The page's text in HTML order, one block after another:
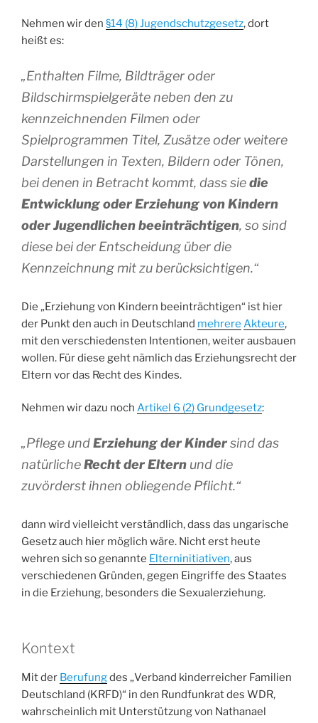
Nehmen wir den §14 (8) Jugendschutzgesetz, dort
heißt es:
„Enthalten Filme, Bildträger oder
Bildschirmspielgeräte neben den zu
kennzeichnenden Filmen oder
Spielprogrammen Titel, Zusätze oder weitere
Darstellungen in Texten, Bildern oder Tönen,
bei denen in Betracht kommt, dass siedie
Entwicklung oder Erziehung von Kindern
oder Jugendlichen beeinträchtigen, so sind
diese bei der Entscheidung über die
Kennzeichnung mit zu berücksichtigen.“
Die „Erziehung von Kindern beeinträchtigen“ ist hier
der Punkt den auch in Deutschland mehrere Akteure,
mit den verschiedensten Intentionen, weiter ausbauen
wollen. Für diese geht nämlich das Erziehungsrecht der
Eltern vor das Recht des Kindes.
Nehmen wir dazu noch Artikel 6 (2) Grundgesetz:
„Pflege undErziehung der Kindersind das
natürlicheRecht der Eltern und die
zuvörderst ihnen obliegende Pflicht.“
dann wird vielleicht verständlich, dass das ungarische
Gesetz auch hier möglich wäre. Nicht erst heute
wehren sich so genannte Elterninitiativen, aus
verschiedenen Gründen, gegen Eingriffe des Staates
in die Erziehung, besonders die Sexualerziehung.
Kontext
Mit der Berufungdes „Verband kinderreicher Familien
Deutschland (KRFD)“ in den Rundfunkrat des WDR,
wahrscheinlich mit Unterstützung von Nathanael